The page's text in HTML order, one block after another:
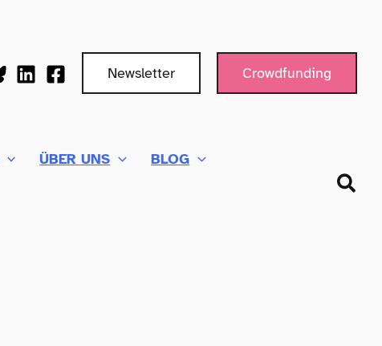
Newsletter Crowdfunding
ÜBER UNS BLOG